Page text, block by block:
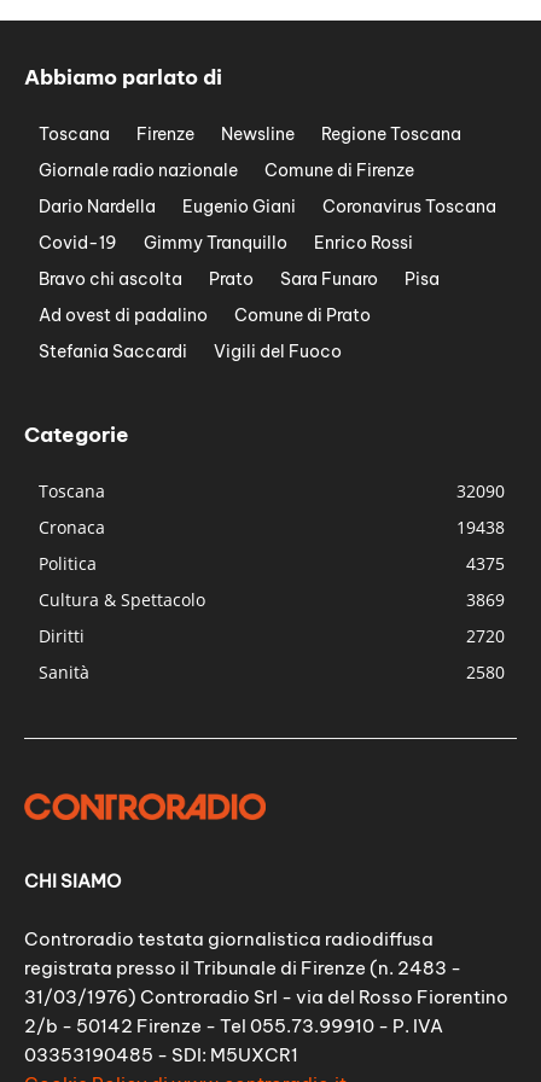
Abbiamo parlato di
Toscana Firenze Newsline
Regione Toscana
Giornale radio nazionale
Comune di Firenze
Dario Nardella
Eugenio Giani
Coronavirus Toscana
Covid-19
Gimmy Tranquillo
Enrico Rossi
Bravo chi ascolta
Prato Sara Funaro
Pisa
Ad ovest di padalino
Comune di Prato
Stefania Saccardi
Vigili del Fuoco
Categorie
Toscana
32090
Cronaca
19438
Politica
4375
Cultura & Spettacolo
3869
Diritti
2720
Sanità
2580
CHI SIAMO
Controradio testata giornalistica radiodiffusa
registrata presso il Tribunale di Firenze (n. 2483 -
31/03/1976) Controradio Srl - via del Rosso Fiorentino
2/b - 50142 Firenze - Tel 055.73.99910 - P. IVA
03353190485 - SDI: M5UXCR1